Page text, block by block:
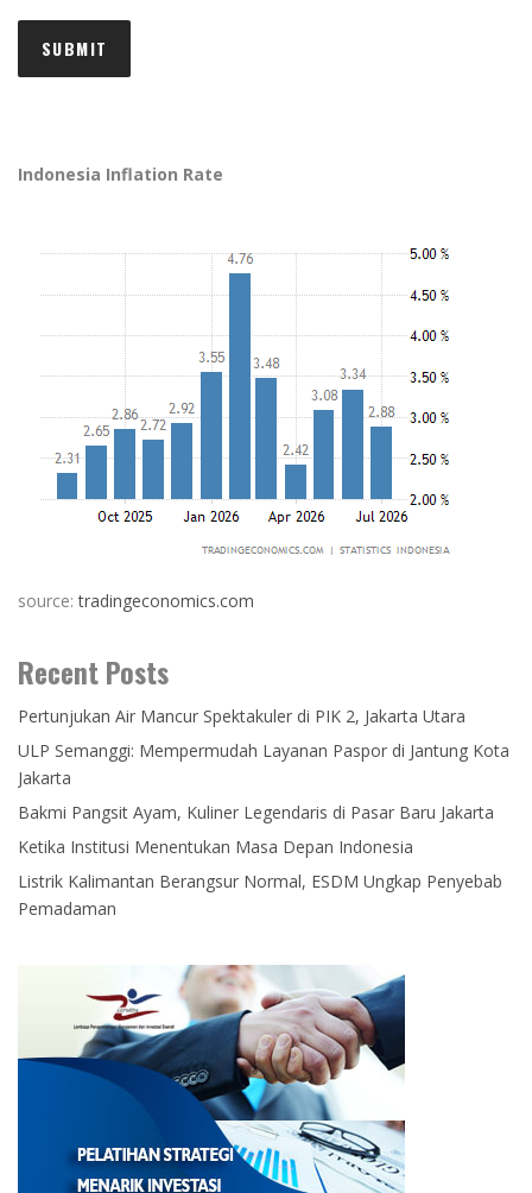
Indonesia Inflation Rate
source:tradingeconomics.com
Recent Posts
Pertunjukan Air Mancur Spektakuler di PIK 2, Jakarta Utara
ULP Semanggi: Mempermudah Layanan Paspor di Jantung Kota
Jakarta
Bakmi Pangsit Ayam, Kuliner Legendaris di Pasar Baru Jakarta
Ketika Institusi Menentukan Masa Depan Indonesia
Listrik Kalimantan Berangsur Normal, ESDM Ungkap Penyebab
Pemadaman